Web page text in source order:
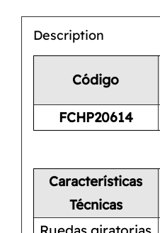
Description
Código
FCHP20614
Características
Técnicas